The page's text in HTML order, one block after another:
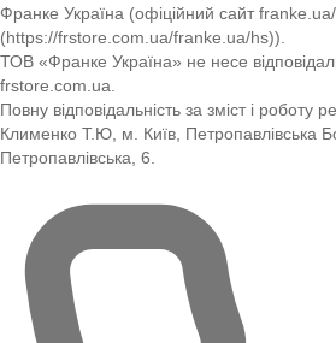
Франке Україна (офіційний сайт
(https://frstore.com.ua/franke.ua/hs)).
ТОВ «Франке Україна» не несе
frstore.com.ua.
Повну відповідальність за зміст і роботу
Клименко Т.Ю, м. Київ, Петропавлівська
Петропавлівська, 6.